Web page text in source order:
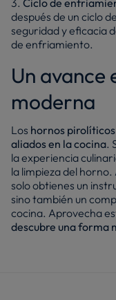
3. Ciclo de
después de un ciclo
seguridad y eficacia
de enfriamiento.
Un avance
moderna
Los hornos pirolíticos
aliados en la cocina.
la experiencia
la limpieza del horno.
solo obtienes un
sino también un
cocina. Aprovecha
descubre una forma